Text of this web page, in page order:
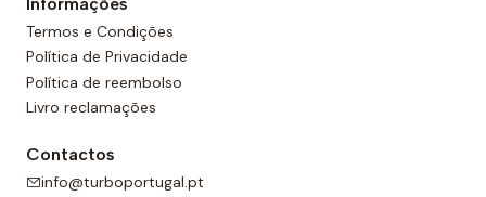
todo de alta qualidade e garante as melhores
condições para a prática de qualquer desporto
aquático. Temos também uma grande variedade de
designs, cores e, claro, tamanhos. Confira nossa ampla
encontrará o que precisa entre a nossa gama de
produtos.
Termos e Condições
Política de Privacidade
Política de reembolso
Livro reclamações
Contactos
info@turboportugal.pt